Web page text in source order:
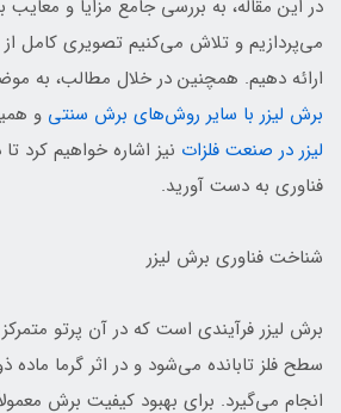
در این مقاله، به بررسی جامع مزایا و معایب
می‌پردازیم و تلاش می‌کنیم تصویری کامل
ارائه دهیم. همچنین در خلال مطالب، به
برش لیزر با سایر روش‌های برش سنتی و
لیزر در صنعت فلزات نیز اشاره خواهیم کرد
فناوری به دست آورید.
شناخت فناوری برش لیزر
برش لیزر فرآیندی است که در آن پرتو
سطح فلز تابانده می‌شود و در اثر گرما
انجام می‌گیرد. برای بهبود کیفیت برش